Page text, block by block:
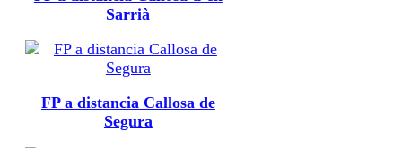
Sarrià
FP a distancia Callosa de
Segura